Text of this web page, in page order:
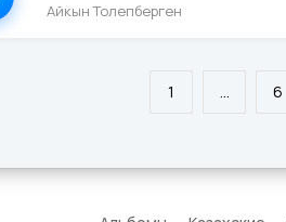
Айкын Толепберген
1 ... 6